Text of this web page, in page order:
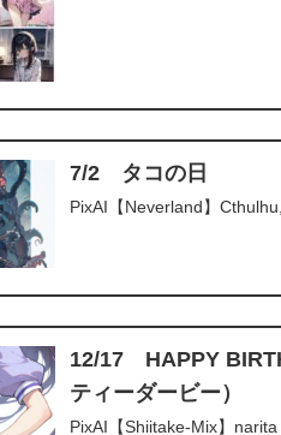
7/2 タコの日
PixAI【Neverland】
12/17 HAPPY
ティーダービー）
PixAI【Shiitake-Mix】